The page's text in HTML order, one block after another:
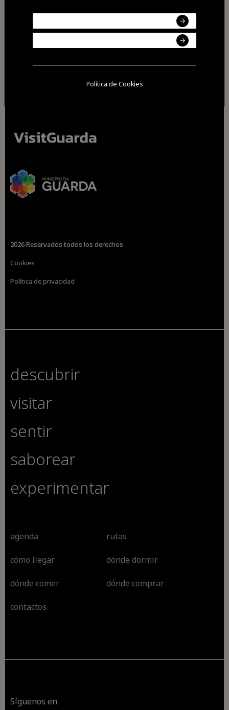
2026 Reservados todos los derechos
Cookies
Política de privacidad
descubrir
visitar
sentir
saborear
experimentar
agenda rutas
cómo llegar dónde dormir
dónde comer dónde comprar
contactos
Síguenos en
Política de Cookies